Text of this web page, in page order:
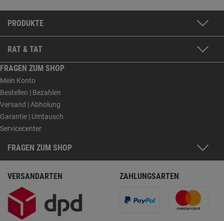
PRODUKTE
RAT & TAT
FRAGEN ZUM SHOP
Mein Konto
Bestellen | Bezahlen
Versand | Abholung
Garantie | Umtausch
Servicecenter
FRAGEN ZUM SHOP
VERSANDARTEN ZAHLUNGSARTEN